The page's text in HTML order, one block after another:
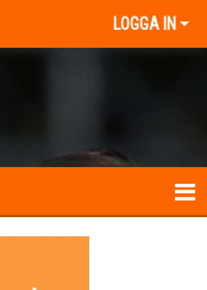
LOGGA IN